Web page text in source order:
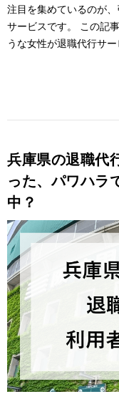
注目を集めているのが
サービスです。 この記
うな女性が退職代行サ
兵庫県の退職代
った、パワハラ
中？